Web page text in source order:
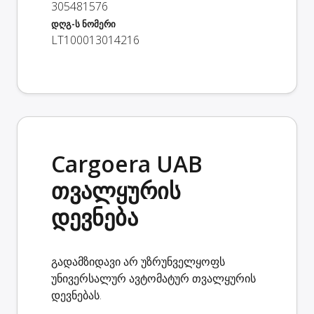
305481576
დღგ-ს ნომერი
LT100013014216
Cargoera UAB
თვალყურის
დევნება
გადამზიდავი არ უზრუნველყოფს
უნივერსალურ ავტომატურ თვალყურის
დევნებას.